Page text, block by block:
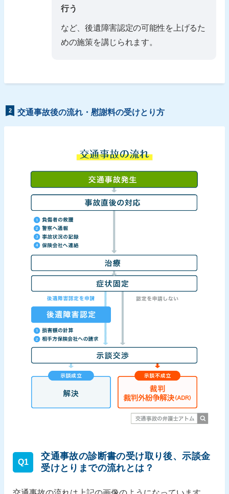
行う
など、後遺障害認定の可能性を上げるた
めの施策を講じられます。
2 交通事故後の流れ・慰謝料の受けとり方
Q1
交通事故の診断書の受け取り後、示談金
受けとりまでの流れとは？